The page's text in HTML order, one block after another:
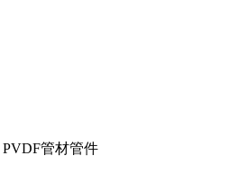
PVDF管材管件